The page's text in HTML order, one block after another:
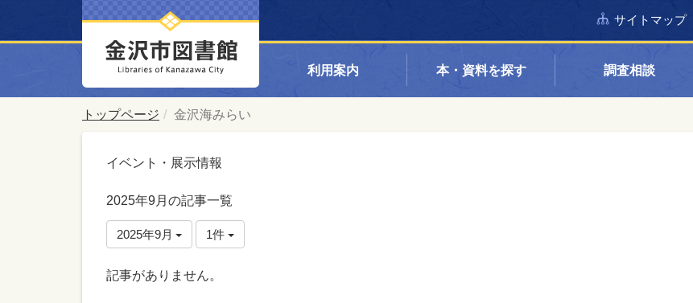
サイトマップ
利用案内 本・資料を探す 調査相談
トップページ 金沢海みらい
イベント・展示情報
2025年9月の記事一覧
2025年9月 1件
記事がありません。